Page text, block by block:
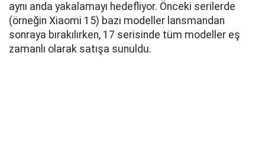
aynı anda yakalamayı hedefliyor. Önceki serilerde
(örneğin Xiaomi 15) bazı modeller lansmandan
sonraya bırakılırken, 17 serisinde tüm modeller eş
zamanlı olarak satışa sunuldu.